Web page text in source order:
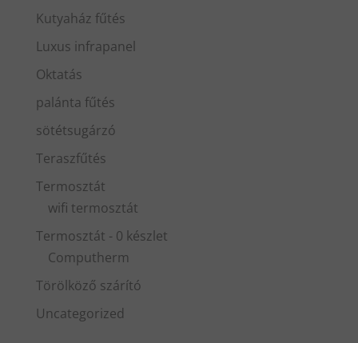
Kutyaház fűtés
Luxus infrapanel
Oktatás
palánta fűtés
sötétsugárzó
Teraszfűtés
Termosztát
wifi termosztát
Termosztát - 0 készlet
Computherm
Törölköző szárító
Uncategorized